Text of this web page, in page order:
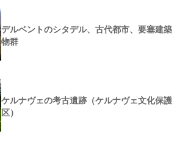
デルベントのシタデル、古代都市、要塞建築
物群
ケルナヴェの考古遺跡（ケルナヴェ文化保護
区）